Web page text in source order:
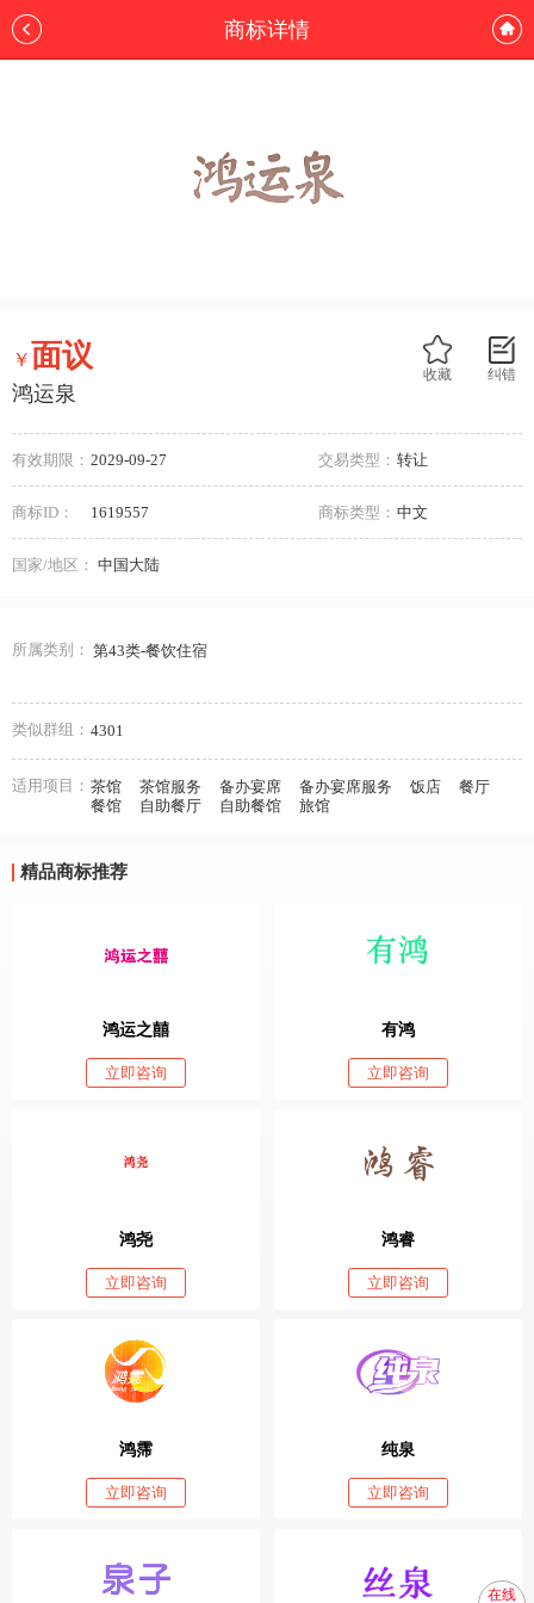
商标详情
纠错
收藏
￥面议
鸿运泉
有效期限： 2029-09-27 交易类型： 转让
商标ID： 1619557 商标类型： 中文
国家/地区： 中国大陆
所属类别： 第43类-餐饮住宿
类似群组： 4301
适用项目： 茶馆 茶馆服务 备办宴席 备办宴席服务 饭店
餐厅
餐馆
自助餐厅 自助餐馆 旅馆
精品商标推荐
鸿运之囍
立即咨询
有鸿
立即咨询
鸿尧
立即咨询
鸿睿
立即咨询
鸿霈
立即咨询
纯泉
立即咨询
在线